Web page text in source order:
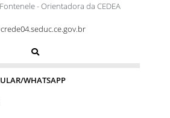
- Orientadora da CEDEA
WHATSAPP